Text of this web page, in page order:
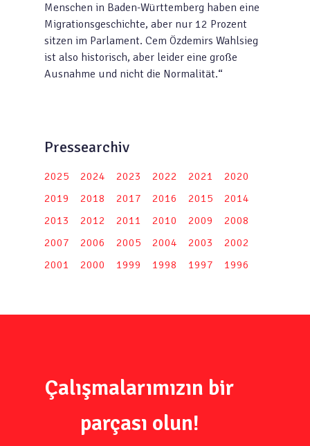
Menschen in Baden-Württemberg haben eine
Migrationsgeschichte, aber nur 12 Prozent
sitzen im Parlament. Cem Özdemirs Wahlsieg
ist also historisch, aber leider eine große
Ausnahme und nicht die Normalität.“
Pressearchiv
2025 2024 2023 2022 2021
2020
2019
2018 2017 2016 2015
2014
2013
2012 2011 2010 2009
2008
2007
2006 2005 2004 2003
2002
2001
2000 1999 1998 1997 1996
Çalışmalarımızın bir
parçası olun!